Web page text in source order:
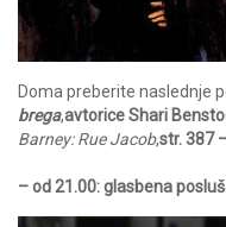
Doma preberite naslednje
brega,avtorice Shari
Barney: Rue Jacob,str. 387
– od 21.00: glasbena